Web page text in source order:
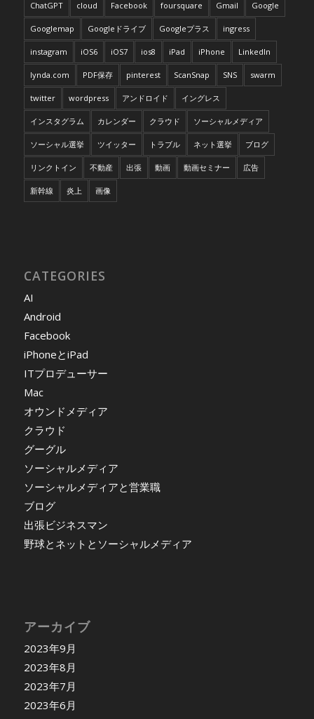
ChatGPT cloud Facebook foursquare Gmail Google
Googlemap Googleドライブ Googleプラス ingress
instagram iOS6 iOS7 ios8 iPad iPhone LinkedIn
lynda.com PDF保存 pinterest ScanSnap SNS swarm
twitter wordpress アンドロイド イングレス
インスタグラム カレンダー クラウド ソーシャルメディア
ソーシャル選挙 ツイッター トラブル ネット選挙 ブログ
リンクトイン 不動産 出張 動画 動画セミナー 広告
新幹線 炎上 画像
CATEGORIES
AI
Android
Facebook
iPhoneとiPad
ITプロデューサー
Mac
オウンドメディア
クラウド
グーグル
ソーシャルメディア
ソーシャルメディアと営業職
ブログ
出張ビジネスマン
野球とネットとソーシャルメディア
アーカイブ
2023年9月
2023年8月
2023年7月
2023年6月